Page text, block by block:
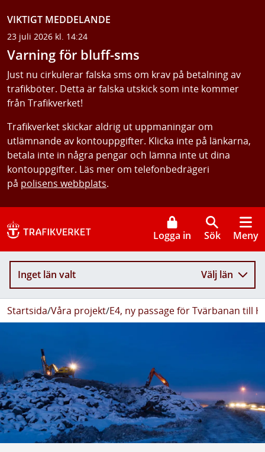
VIKTIGT MEDDELANDE
23 juli 2026 kl. 14:24
Varning för bluff-sms
Just nu cirkulerar falska sms om krav på betalning av
trafikböter. Detta är falska utskick som inte kommer
från Trafikverket!
Trafikverket skickar aldrig ut uppmaningar om
utlämnande av kontouppgifter. Klicka inte på länkarna,
betala inte in några pengar och lämna inte ut dina
kontouppgifter. Läs mer om telefonbedrägeri
på polisens webbplats.
Logga in Sök Meny
Inget län valt Välj län
Startsida/Våra projekt/E4, ny passage för Tvärbanan till